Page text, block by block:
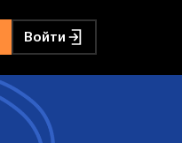
Войти